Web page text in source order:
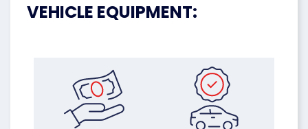
VEHICLE EQUIPMENT: